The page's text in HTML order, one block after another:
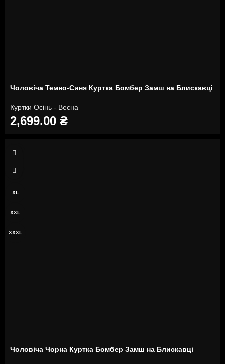
Чоловіча Темно-Синя Куртка Бомбер Замш на ​​Блискавці
Куртки Осінь - Весна
2,699.00 ₴
M
L
XL
XXL
XXXL
Чоловіча Чорна Куртка Бомбер Замш на ​​Блискавці